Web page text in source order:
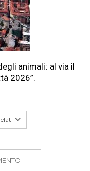
animali: al via il
2026”.